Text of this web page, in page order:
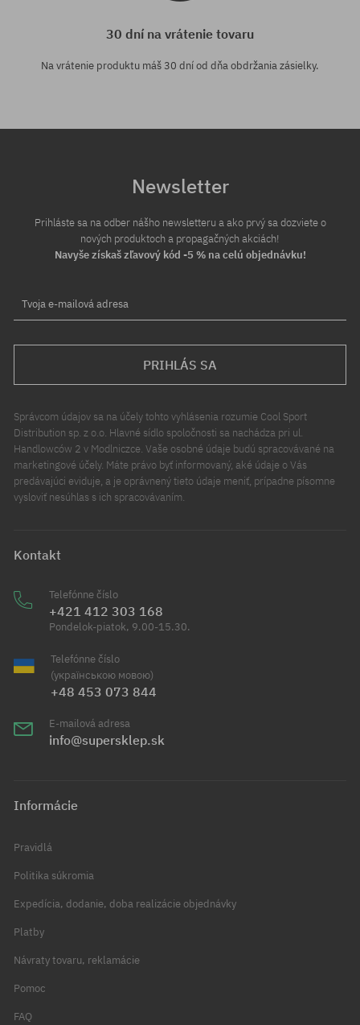
30 dní na vrátenie tovaru
Na vrátenie produktu máš 30 dní od dňa obdržania zásielky.
Newsletter
Prihláste sa na odber nášho newsletteru a ako prvý sa dozviete o
nových produktoch a propagačných akciách!
Navyše získaš zľavový kód -5 % na celú objednávku!
Tvoja e-mailová adresa
PRIHLÁS SA
Správcom údajov sa na účely tohto vyhlásenia rozumie Cool Sport
Distribution sp. z o.o. Hlavné sídlo spoločnosti sa nachádza pri ul.
Handlowców 2 v Modlniczce. Vaše osobné údaje budú spracovávané na
marketingové účely. Máte právo byť informovaný, aké údaje o Vás
predávajúci eviduje, a je oprávnený tieto údaje meniť, prípadne písomne
vysloviť nesúhlas s ich spracovávaním.
Kontakt
Telefónne číslo
+421 412 303 168
Pondelok-piatok, 9.00-15.30.
Telefónne číslo
(українською мовою)
+48 453 073 844
E-mailová adresa
info@supersklep.sk
Informácie
Pravidlá
Politika súkromia
Expedícia, dodanie, doba realizácie objednávky
Platby
Návraty tovaru, reklamácie
Pomoc
FAQ